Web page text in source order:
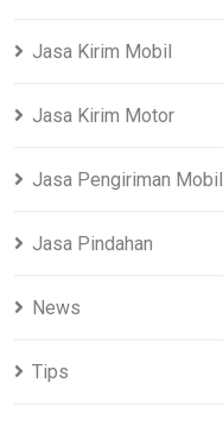
Jasa Kirim Mobil
Jasa Kirim Motor
Jasa Pengiriman Mobil
Jasa Pindahan
News
Tips